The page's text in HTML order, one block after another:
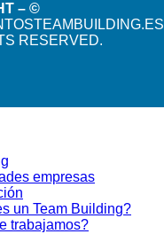
– ©
RESERVED.
empresas
un Team Building?
trabajamos?